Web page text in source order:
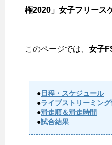
権2020」女子フリース
このページでは、 女子
●日程・スケジュール
●ライブストリーミン
●滑走順＆滑走時間
●試合結果